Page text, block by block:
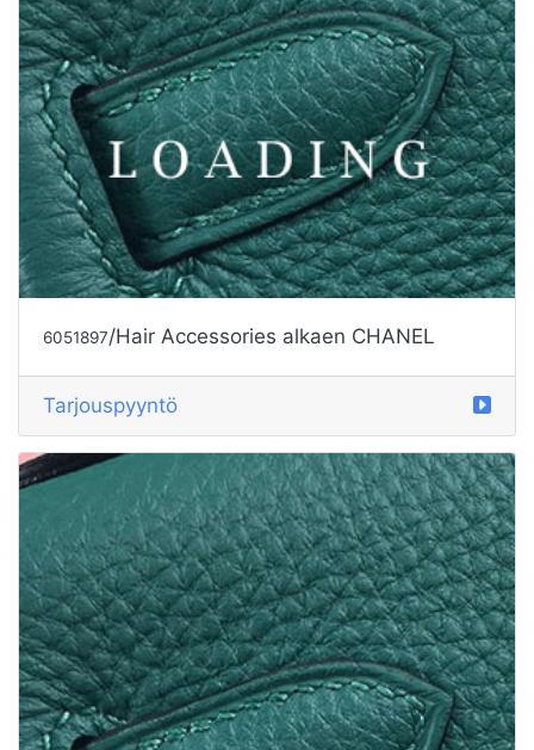
6051897/Hair Accessories alkaen CHANEL
Tarjouspyyntö